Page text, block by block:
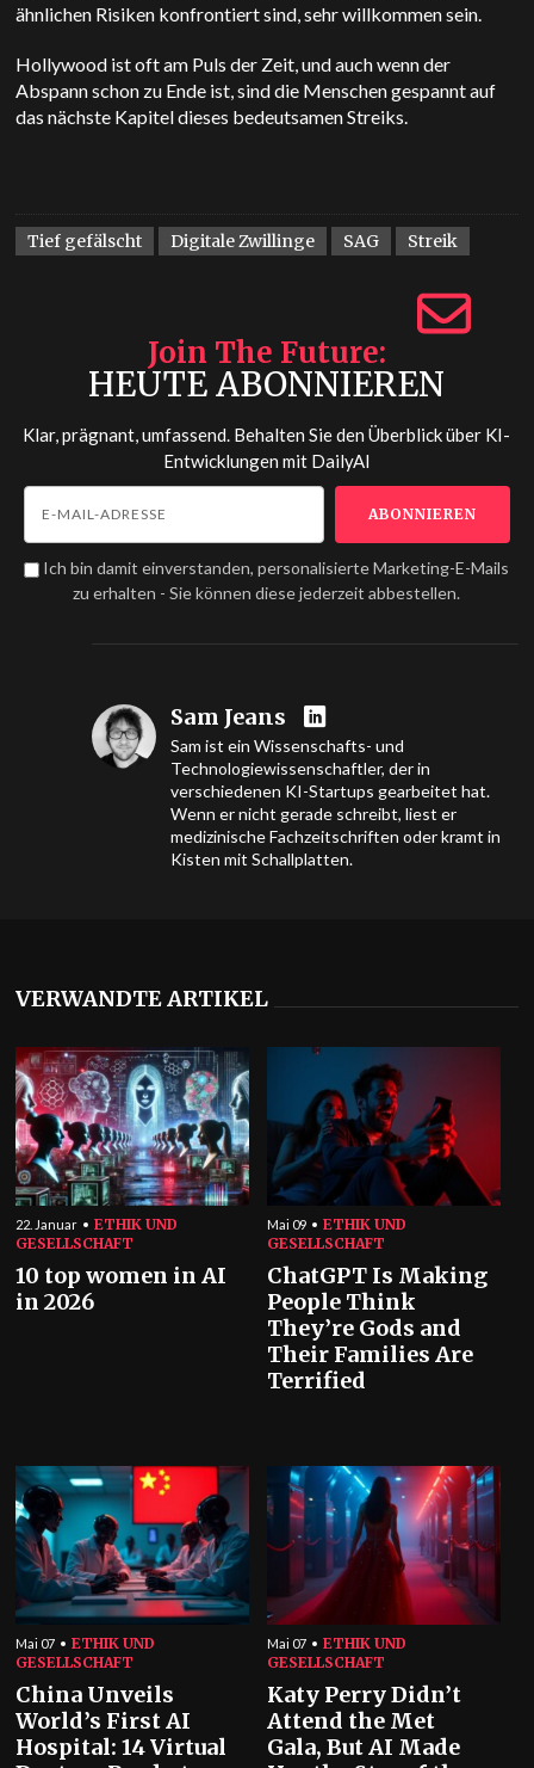
ähnlichen Risiken konfrontiert sind, sehr willkommen sein.
Hollywood ist oft am Puls der Zeit, und auch wenn der
Abspann schon zu Ende ist, sind die Menschen gespannt auf
das nächste Kapitel dieses bedeutsamen Streiks.
Tief gefälscht Digitale Zwillinge SAG Streik
Join The Future
HEUTE ABONNIEREN
Klar, prägnant, umfassend. Behalten Sie den Überblick über KI-
Entwicklungen mit DailyAI
Ich bin damit einverstanden, personalisierte Marketing-E-Mails
zu erhalten - Sie können diese jederzeit abbestellen.
Sam Jeans
Sam ist ein Wissenschafts- und
Technologiewissenschaftler, der in
verschiedenen KI-Startups gearbeitet hat.
Wenn er nicht gerade schreibt, liest er
medizinische Fachzeitschriften oder kramt in
Kisten mit Schallplatten.
VERWANDTE ARTIKEL
22. Januar
ETHIK UND
GESELLSCHAFT
10 top women in AI
in 2026
Mai 09
ETHIK UND
GESELLSCHAFT
ChatGPT Is Making
People Think
They’re Gods and
Their Families Are
Terrified
Mai 07
ETHIK UND
GESELLSCHAFT
China Unveils
World’s First AI
Hospital: 14 Virtual
Mai 07
ETHIK UND
GESELLSCHAFT
Katy Perry Didn’t
Attend the Met
Gala, But AI Made